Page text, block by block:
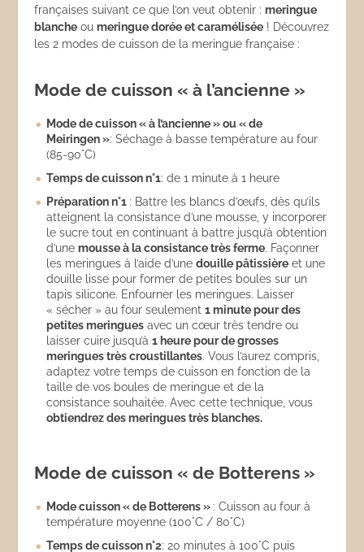
françaises suivant ce que l’on veut obtenir :meringue
blanche oumeringue dorée et caramélisée ! Découvrez
les 2 modes de cuisson de la meringue française :
Mode de cuisson « à l’ancienne »
Mode de cuisson « à l’ancienne » ou « de
Meiringen »: Séchage à basse température au four
(85-90°C)
Temps de cuisson n°1: de 1 minute à 1 heure
Préparation n°1 : Battre les blancs d’œufs, dès qu’ils
atteignent la consistance d’une mousse, y incorporer
le sucre tout en continuant à battre jusqu’à obtention
d’unemousse à la consistance très ferme. Façonner
les meringues à l’aide d’unedouille pâtissière et une
douille lisse pour former de petites boules sur un
tapis silicone. Enfourner les meringues. Laisser
« sécher » au four seulement1 minute pour des
petites meringues avec un cœur très tendre ou
laisser cuire jusqu’à1 heure pour de grosses
meringues très croustillantes. Vous l’aurez compris,
adaptez votre temps de cuisson en fonction de la
taille de vos boules de meringue et de la
consistance souhaitée. Avec cette technique, vous
obtiendrez des meringues très blanches.
Mode de cuisson « de Botterens »
Mode cuisson « de Botterens » : Cuisson au four à
température moyenne (100°C / 80°C)
Temps de cuisson n°2: 20 minutes à 100°C puis